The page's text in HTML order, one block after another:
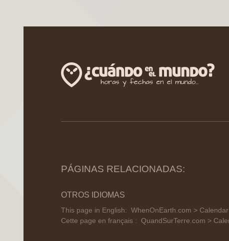
PÁGINAS RELACIONADAS:
OTROS IDIOMAS
This page in English: WhenOnEarth.com >
Cette page en français : QuandSurTerre.com >